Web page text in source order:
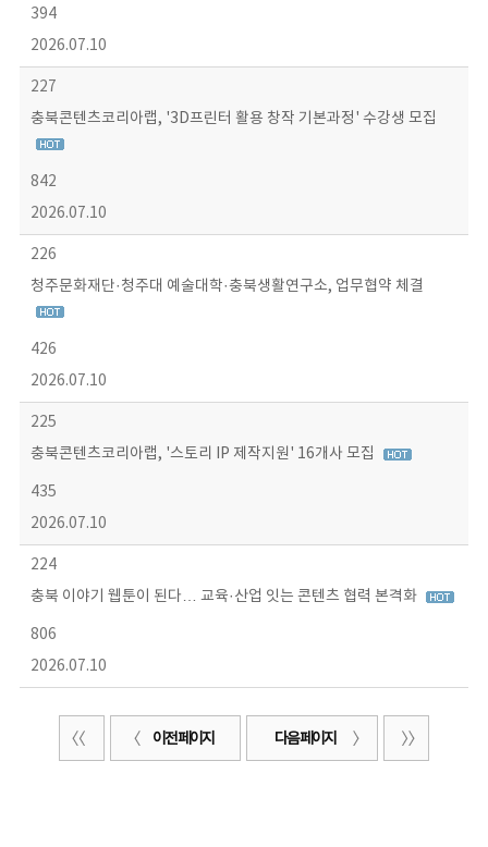
394
2026.07.10
227
충북콘텐츠코리아랩, '3D프린터 활용 창작 기본과정' 수강생 모집
842
2026.07.10
226
청주문화재단·청주대 예술대학·충북생활연구소, 업무협약 체결
426
2026.07.10
225
충북콘텐츠코리아랩, '스토리 IP 제작지원' 16개사 모집
435
2026.07.10
224
충북 이야기 웹툰이 된다… 교육·산업 잇는 콘텐츠 협력 본격화
806
2026.07.10
이전 페이지 다음 페이지